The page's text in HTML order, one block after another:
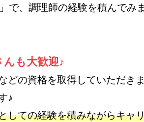
で、調理師の経験を積んでみ
も大歓迎♪
どの資格を取得していただき
♪
しての経験を積みながらキャ